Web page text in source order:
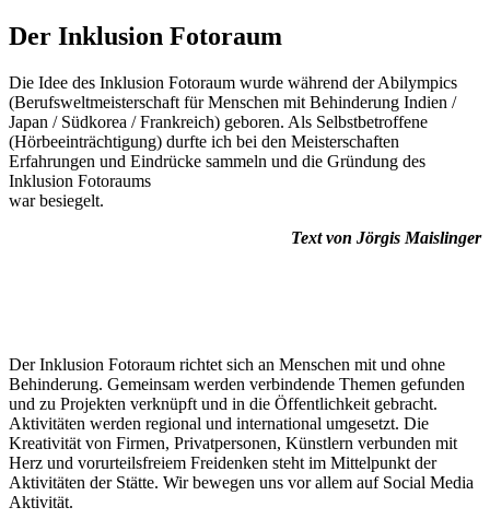
Der Inklusion Fotoraum
Die Idee des Inklusion Fotoraum wurde während der Abilympics
(Berufsweltmeisterschaft für Menschen mit Behinderung Indien /
Japan / Südkorea / Frankreich) geboren. Als Selbstbetroffene
(Hörbeeinträchtigung) durfte ich bei den Meisterschaften
Erfahrungen und Eindrücke sammeln und die Gründung des
Inklusion Fotoraums
war besiegelt.
Text von Jörgis Maislinger
Der Inklusion Fotoraum richtet sich an Menschen mit und ohne
Behinderung. Gemeinsam werden verbindende Themen gefunden
und zu Projekten verknüpft und in die Öffentlichkeit gebracht.
Aktivitäten werden regional und international umgesetzt. Die
Kreativität von Firmen, Privatpersonen, Künstlern verbunden mit
Herz und vorurteilsfreiem Freidenken steht im Mittelpunkt der
Aktivitäten der Stätte. Wir bewegen uns vor allem auf Social Media
Aktivität.